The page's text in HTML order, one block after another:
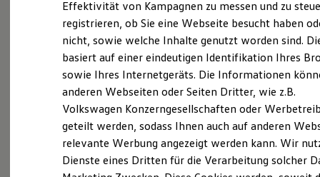
Elektrofahrzeugkonzepte
ID. EVERY1
Reichweite
Reichweite der ID. Modelle
Reichweite im Winter
Rekuperation
Laden unterwegs
Laden Zuhause
Ladestationen finden
Ladezeitensimulator
Batterie
Sicherheit
Garantie und Lebensdauer
Fahrzeugangebot anfordern
Servicetermin buchen
Effektivität von Kampagnen zu messen und zu
registrieren, ob Sie eine Webseite besucht haben
nicht, sowie welche Inhalte genutzt worden sind.
basiert auf einer eindeutigen Identifikation Ihres
sowie Ihres Internetgeräts. Die Informationen
anderen Webseiten oder Seiten Dritter, wie z.B.
Volkswagen Konzerngesellschaften oder
geteilt werden, sodass Ihnen auch auf anderen
relevante Werbung angezeigt werden kann. Wir
Dienste eines Dritten für die Verarbeitung solcher